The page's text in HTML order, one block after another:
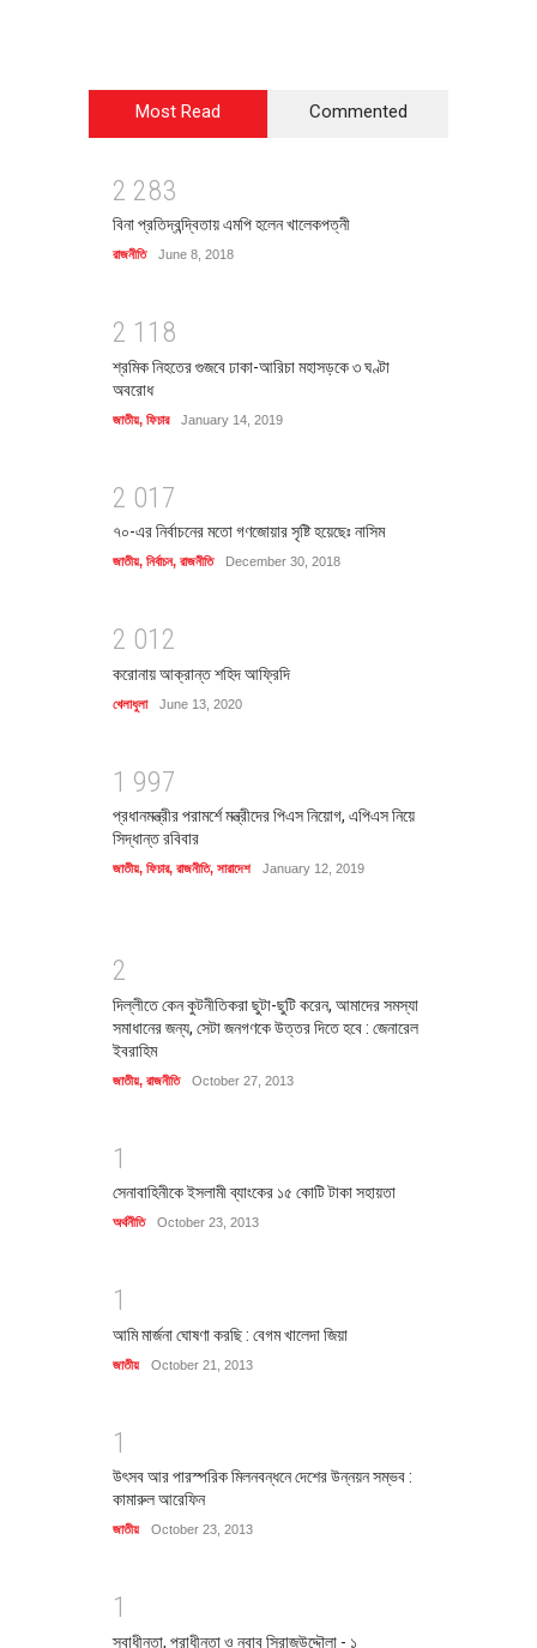
Most Read Commented
2 283
বিনা প্রতিদ্বন্দ্বিতায় এমপি হলেন খালেকপত্নী
রাজনীতি June 8, 2018
2 1 1 8
শ্রমিক নিহতের গুজবে ঢাকা-আরিচা মহাসড়কে ৩ ঘণ্টা
অবরোধ
জাতীয়, ফিচার January 14, 2019
2 01 7
৭০-এর নির্বাচনের মতো গণজোয়ার সৃষ্টি হয়েছেঃ নাসিম
জাতীয়, নির্বাচন, রাজনীতি December 30, 2018
2 01 2
করোনায় আক্রান্ত শহিদ আফ্রিদি
খেলাধুলা June 13, 2020
1 997
প্রধানমন্ত্রীর পরামর্শে মন্ত্রীদের পিএস নিয়োগ, এপিএস নিয়ে
সিদ্ধান্ত রবিবার
জাতীয়, ফিচার, রাজনীতি, সারাদেশ January 12, 2019
2
দিল্লীতে কেন কুটনীতিকরা ছুটা-ছুটি করেন, আমাদের সমস্যা
সমাধানের জন্য, সেটা জনগণকে উত্তর দিতে হবে : জেনারেল
ইবরাহিম
জাতীয়, রাজনীতি October 27, 2013
1
সেনাবাহিনীকে ইসলামী ব্যাংকের ১৫ কোটি টাকা সহায়তা
অর্থনীতি October 23, 2013
1
আমি মার্জনা ঘোষণা করছি : বেগম খালেদা জিয়া
জাতীয় October 21, 2013
1
উৎসব আর পারস্পরিক মিলনবন্ধনে দেশের উন্নয়ন সম্ভব :
কামারুল আরেফিন
জাতীয় October 23, 2013
1
স্বাধীনতা, পরাধীনতা ও নবাব সিরাজউদ্দৌলা - ১